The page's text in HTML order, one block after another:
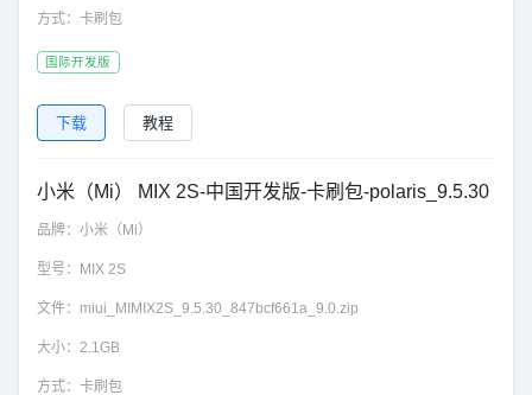
方式： 卡刷包
国际开发版
下载 教程
小米（Mi） MIX 2S-中国开发版-卡刷包-polaris_9.5.30
品牌： 小米（Mi）
型号： MIX 2S
文件： miui_MIMIX2S_9.5.30_847bcf661a_9.0.zip
大小： 2.1GB
方式： 卡刷包